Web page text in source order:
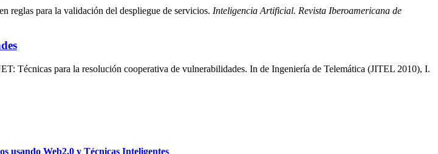
reglas para la validación del despliegue de servicios. Inteligencia Artificial. Revista Iberoamericana de
Técnicas para la resolución cooperativa de vulnerabilidades. In de Ingeniería de Telemática (JITEL 2010), I.
usando Web2.0 y Técnicas Inteligentes